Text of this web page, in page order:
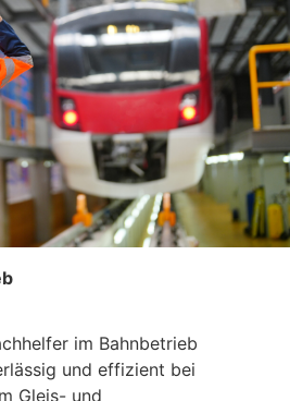
im Bahnbetrieb
und effizient bei
Gleis- und